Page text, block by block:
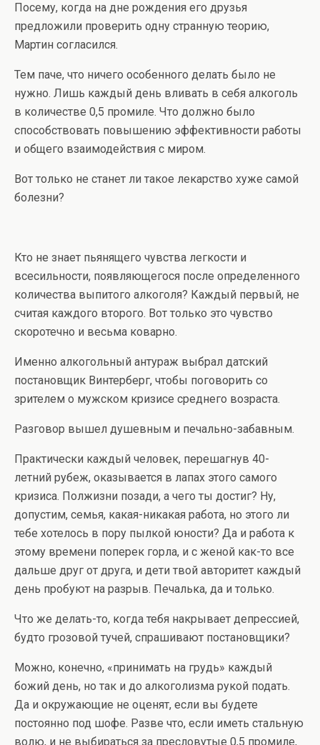
Посему, когда на дне рождения его друзья
предложили проверить одну странную теорию,
Мартин согласился.
Тем паче, что ничего особенного делать было не
нужно. Лишь каждый день вливать в себя алкоголь
в количестве 0,5 промиле. Что должно было
способствовать повышению эффективности работы
и общего взаимодействия с миром.
Вот только не станет ли такое лекарство хуже самой
болезни?
Кто не знает пьянящего чувства легкости и
всесильности, появляющегося после определенного
количества выпитого алкоголя? Каждый первый, не
считая каждого второго. Вот только это чувство
скоротечно и весьма коварно.
Именно алкогольный антураж выбрал датский
постановщик Винтерберг, чтобы поговорить со
зрителем о мужском кризисе среднего возраста.
Разговор вышел душевным и печально-забавным.
Практически каждый человек, перешагнув 40-
летний рубеж, оказывается в лапах этого самого
кризиса. Полжизни позади, а чего ты достиг? Ну,
допустим, семья, какая-никакая работа, но этого ли
тебе хотелось в пору пылкой юности? Да и работа к
этому времени поперек горла, и с женой как-то все
дальше друг от друга, и дети твой авторитет каждый
день пробуют на разрыв. Печалька, да и только.
Что же делать-то, когда тебя накрывает депрессией,
будто грозовой тучей, спрашивают постановщики?
Можно, конечно, «принимать на грудь» каждый
божий день, но так и до алкоголизма рукой подать.
Да и окружающие не оценят, если вы будете
постоянно под шофе. Разве что, если иметь стальную
волю, и не выбираться за пресловутые 0,5 промиле,